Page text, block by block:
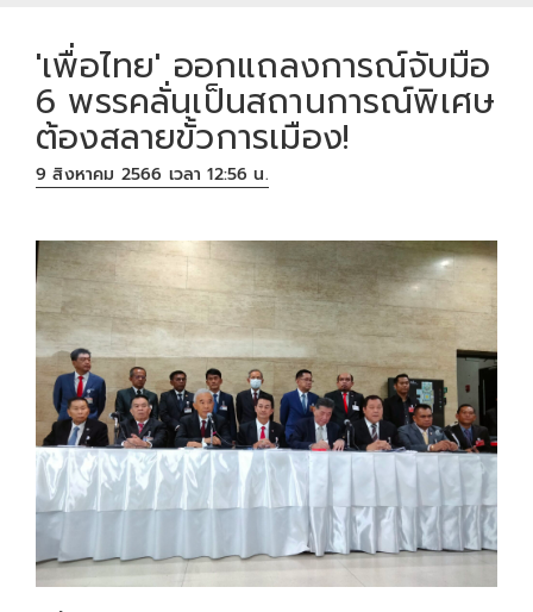
'เพื่อไทย' ออกแถลงการณ์จับมือ
6 พรรคลั่นเป็นสถานการณ์พิเศษ
ต้องสลายขั้วการเมือง!
9 สิงหาคม 2566 เวลา 12:56 น.